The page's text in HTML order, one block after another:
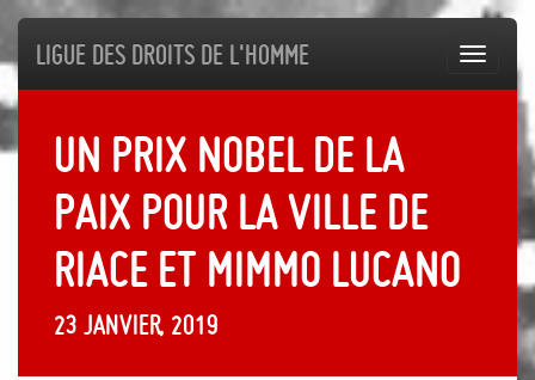
Ligue des droits de l'Homme
Un prix Nobel de la
paix pour la ville de
Riace et Mimmo Lucano
23 janvier, 2019